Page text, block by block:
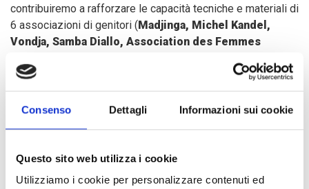
Consenso Dettagli Informazioni sui cookie
Questo sito web utilizza i cookie
Utilizziamo i cookie per personalizzare contenuti ed
contribuiremo a rafforzare le capacità tecniche e materiali di
6 associazioni di genitori ( Madjinga, Michel Kandel,
Vondja, Samba Diallo, Association des Femmes
AFAPS, Mission Elim
) e delle strutture governative, al fine
di assumere la proprietà delle azioni e garantirne la
continuità.
Dalla crisi del 2018, la situazione della sicurezza in RCA è
rimasta instabile e imprevedibile, soprattutto nell'est del
paese, dove gli atti criminali contro la popolazione sono